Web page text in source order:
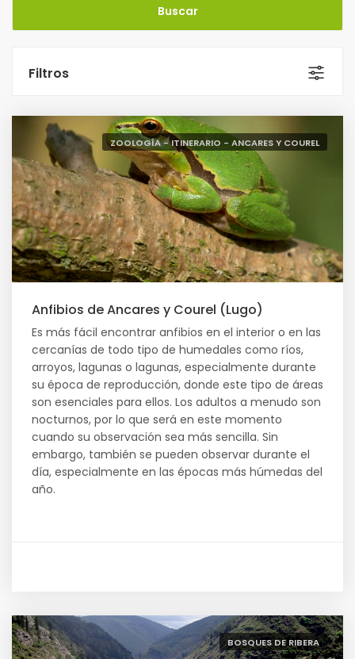
Filtros
ZOOLOGÍA - ITINERARIO - ANCARES Y COUREL
Anfibios de Ancares y Courel (Lugo)
Es más fácil encontrar anfibios en el interior o en las
cercanías de todo tipo de humedales como ríos,
arroyos, lagunas o lagunas, especialmente durante
su época de reproducción, donde este tipo de áreas
son esenciales para ellos. Los adultos a menudo son
nocturnos, por lo que será en este momento
cuando su observación sea más sencilla. Sin
embargo, también se pueden observar durante el
día, especialmente en las épocas más húmedas del
año.
BOSQUES DE RIBERA